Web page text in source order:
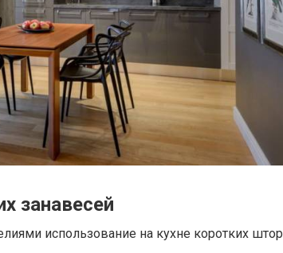
занавесей
использование на кухне коротких штор